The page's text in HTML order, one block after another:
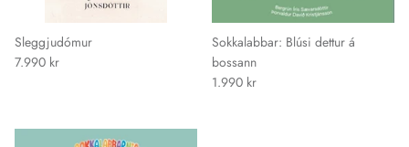
Sleggjudómur
7.990 kr
Sokkalabbar: Blúsi dettur á
bossann
1.990 kr